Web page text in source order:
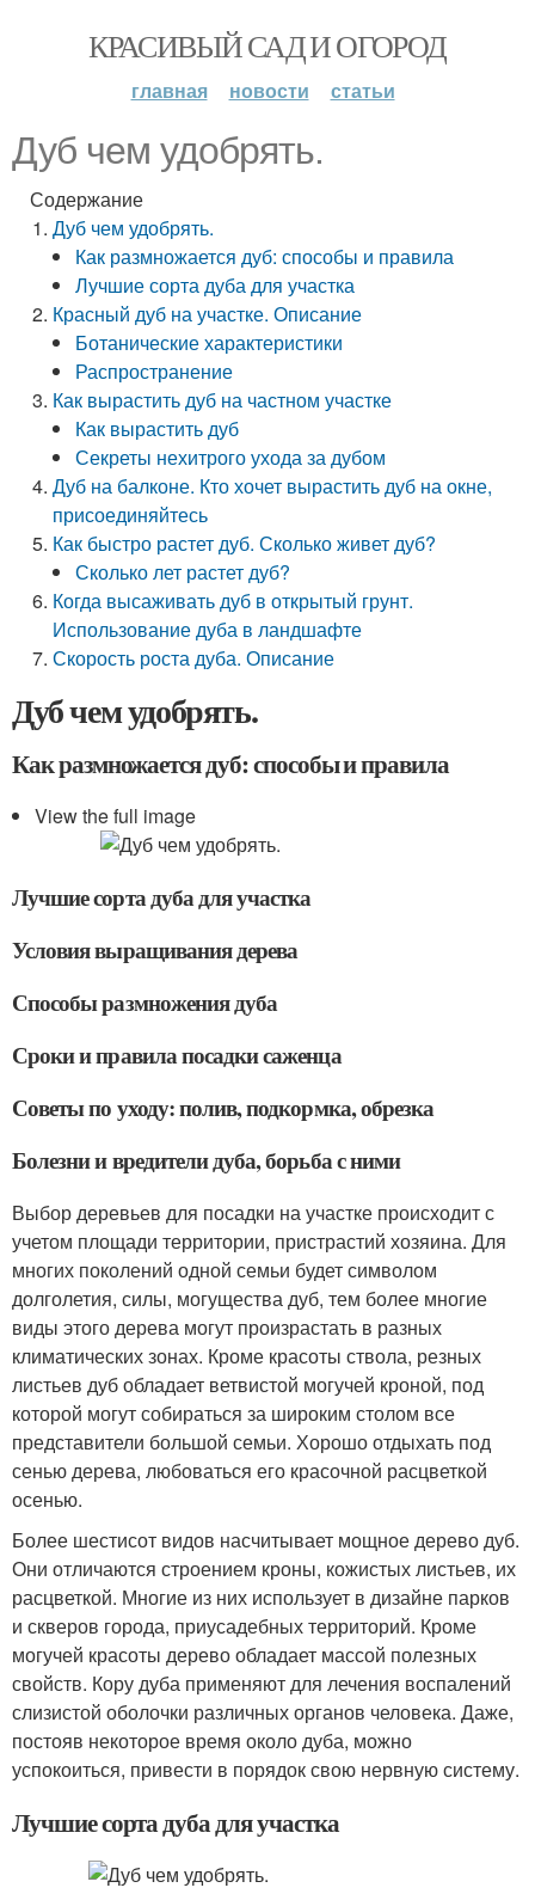
КРАСИВЫЙ САД И ОГОРОД
главная новости статьи
Дуб чем удобрять.
Содержание
Дуб чем удобрять.
Как размножается дуб: способы и правила
Лучшие сорта дуба для участка
Красный дуб на участке. Описание
Ботанические характеристики
Распространение
Как вырастить дуб на частном участке
Как вырастить дуб
Секреты нехитрого ухода за дубом
Дуб на балконе. Кто хочет вырастить дуб на окне,
присоединяйтесь
Как быстро растет дуб. Сколько живет дуб?
Сколько лет растет дуб?
Когда высаживать дуб в открытый грунт.
Использование дуба в ландшафте
Скорость роста дуба. Описание
Дуб чем удобрять.
Как размножается дуб: способы и правила
View the full image
Лучшие сорта дуба для участка
Условия выращивания дерева
Способы размножения дуба
Сроки и правила посадки саженца
Советы по уходу: полив, подкормка, обрезка
Болезни и вредители дуба, борьба с ними
Выбор деревьев для посадки на участке происходит с
учетом площади территории, пристрастий хозяина. Для
многих поколений одной семьи будет символом
долголетия, силы, могущества дуб, тем более многие
виды этого дерева могут произрастать в разных
климатических зонах. Кроме красоты ствола, резных
листьев дуб обладает ветвистой могучей кроной, под
которой могут собираться за широким столом все
представители большой семьи. Хорошо отдыхать под
сенью дерева, любоваться его красочной расцветкой
осенью.
Более шестисот видов насчитывает мощное дерево дуб.
Они отличаются строением кроны, кожистых листьев, их
расцветкой. Многие из них использует в дизайне парков
и скверов города, приусадебных территорий. Кроме
могучей красоты дерево обладает массой полезных
свойств. Кору дуба применяют для лечения воспалений
слизистой оболочки различных органов человека. Даже,
постояв некоторое время около дуба, можно
успокоиться, привести в порядок свою нервную систему.
Лучшие сорта дуба для участка